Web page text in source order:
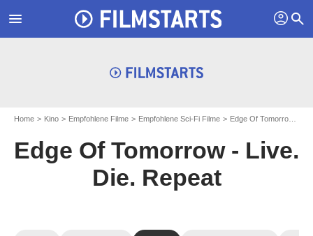
menu profil search
Home Kino Empfohlene Filme Empfohlene Sci-Fi Filme Edge Of Tomorrow - Live. Die. Repeat
Edge Of Tomorrow - Live.
Die. Repeat